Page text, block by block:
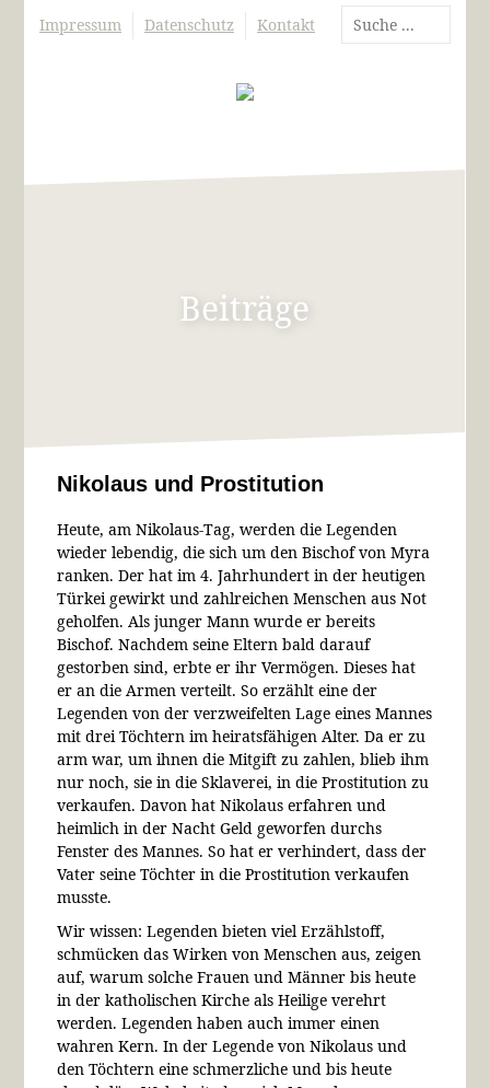
Impressum Datenschutz Kontakt
Beiträge
Nikolaus und Prostitution
Heute, am Nikolaus-Tag, werden die Legenden
wieder lebendig, die sich um den Bischof von Myra
ranken. Der hat im 4. Jahrhundert in der heutigen
Türkei gewirkt und zahlreichen Menschen aus Not
geholfen. Als junger Mann wurde er bereits
Bischof. Nachdem seine Eltern bald darauf
gestorben sind, erbte er ihr Vermögen. Dieses hat
er an die Armen verteilt. So erzählt eine der
Legenden von der verzweifelten Lage eines Mannes
mit drei Töchtern im heiratsfähigen Alter. Da er zu
arm war, um ihnen die Mitgift zu zahlen, blieb ihm
nur noch, sie in die Sklaverei, in die Prostitution zu
verkaufen. Davon hat Nikolaus erfahren und
heimlich in der Nacht Geld geworfen durchs
Fenster des Mannes. So hat er verhindert, dass der
Vater seine Töchter in die Prostitution verkaufen
musste.
Wir wissen: Legenden bieten viel Erzählstoff,
schmücken das Wirken von Menschen aus, zeigen
auf, warum solche Frauen und Männer bis heute
in der katholischen Kirche als Heilige verehrt
werden. Legenden haben auch immer einen
wahren Kern. In der Legende von Nikolaus und
den Töchtern eine schmerzliche und bis heute